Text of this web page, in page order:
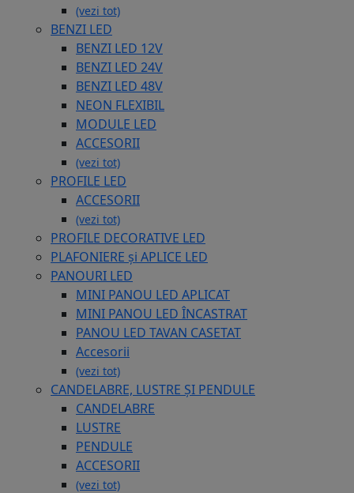
(vezi tot)
BENZI LED
BENZI LED 12V
BENZI LED 24V
BENZI LED 48V
NEON FLEXIBIL
MODULE LED
ACCESORII
(vezi tot)
PROFILE LED
ACCESORII
(vezi tot)
PROFILE DECORATIVE LED
PLAFONIERE și APLICE LED
PANOURI LED
MINI PANOU LED APLICAT
MINI PANOU LED ÎNCASTRAT
PANOU LED TAVAN CASETAT
Accesorii
(vezi tot)
CANDELABRE, LUSTRE ȘI PENDULE
CANDELABRE
LUSTRE
PENDULE
ACCESORII
(vezi tot)